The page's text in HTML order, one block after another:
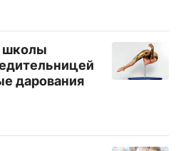
школы
дарования